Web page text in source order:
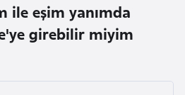
ile eşim yanımda
girebilir miyim